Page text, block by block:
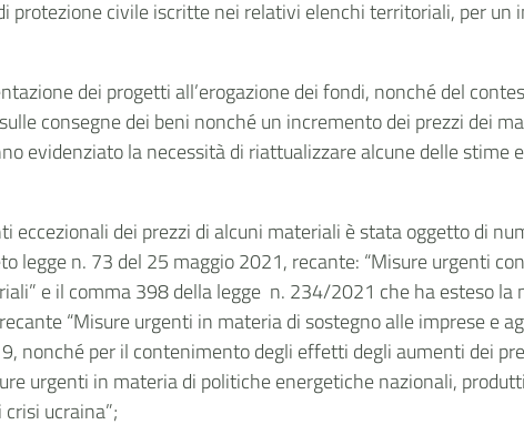
civile iscritte nei relativi elenchi territoriali, per un
dei progetti all’erogazione dei fondi, nonché del
consegne dei beni nonché un incremento dei prezzi dei
evidenziato la necessità di riattualizzare alcune delle stime
eccezionali dei prezzi di alcuni materiali è stata oggetto di
legge n. 73 del 25 maggio 2021, recante: “Misure urgenti
e il comma 398 della legge n. 234/2021 che ha esteso la
“Misure urgenti in materia di sostegno alle imprese e
nonché per il contenimento degli effetti degli aumenti dei
urgenti in materia di politiche energetiche nazionali,
ucraina”;